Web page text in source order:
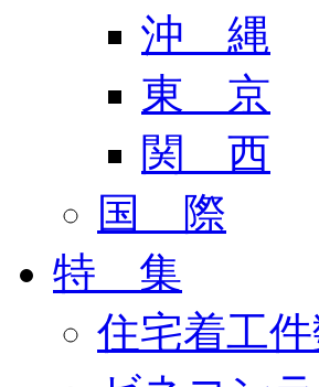
沖 縄
東 京
関 西
国 際
特 集
住宅着工